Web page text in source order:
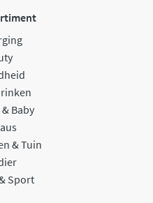
Baby
& Tuin
Sport